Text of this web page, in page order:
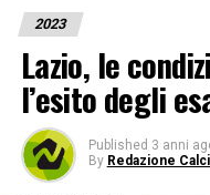
2023
Lazio, le
l’esito degli
Published 3 anni
By Redazione